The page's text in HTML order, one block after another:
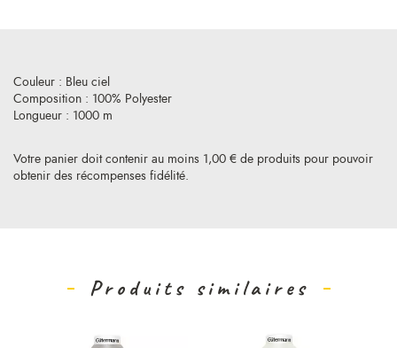
Votre panier doit contenir au moins 1,00 € de produits pour pouvoir
obtenir des récompenses fidélité.
Couleur : Bleu ciel
Composition : 100% Polyester
Longueur : 1000 m
Produits similaires